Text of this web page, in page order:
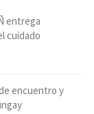
entrega
cuidado
encuentro y